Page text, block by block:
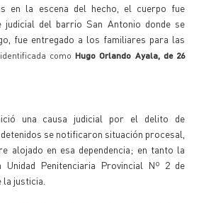
en la escena del hecho, el cuerpo fue
del barrio San Antonio donde se
fue entregado a los familiares para las
comoHugo Orlando Ayala, de 26
una causa judicial por el delito de
se notificaron situación procesal,
alojado en esa dependencia; en tanto la
Penitenciaria Provincial Nº 2 de
justicia.